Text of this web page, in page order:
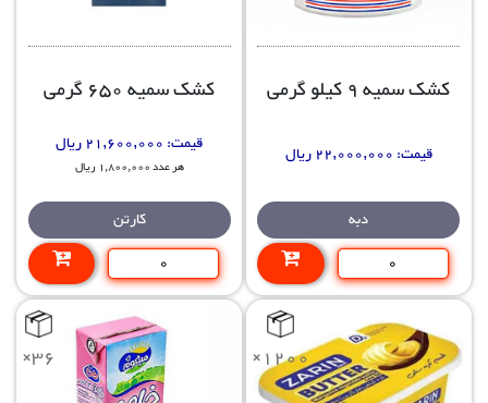
کشک سمیه 9 کیلو گرمی
قیمت:
دبه
کشک سمیه 650 گرمی
قیمت:
هر عدد 1,800,000 ریال
کارتن
×1200
×36